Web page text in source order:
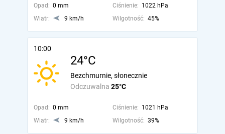
Opad: 0 mm Ciśnienie: 1022 hPa
Wiatr:
9 km/h Wilgotność: 45%
10:00
24°C
Odczuwalna 25°C
Bezchmurnie, słonecznie
Opad: 0 mm Ciśnienie: 1021 hPa
Wiatr:
9 km/h Wilgotność: 39%